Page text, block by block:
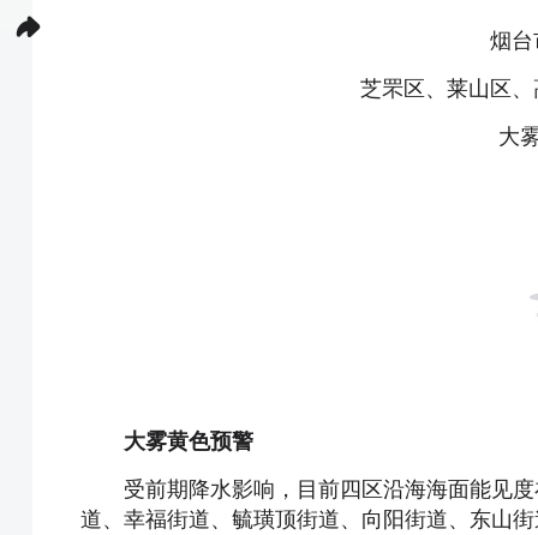
烟
芝罘区、莱山区
大
大雾黄色预警
受前期降水影响，目前四区沿海海面能见
道、幸福街道、毓璜顶街道、向阳街道、东山